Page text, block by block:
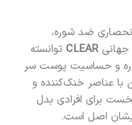
ضد شوره،
CLEAR توانسته
و حساسیت پوست سر
با عناصر خنک‌کننده و
برای افرادی بدل
اصل است.